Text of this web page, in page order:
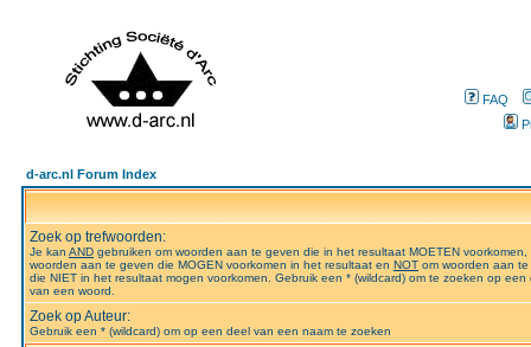
FAQ
d-arc.nl Forum Index
Zoek op trefwoorden:
Je kan AND gebruiken om woorden aan te geven die in het resultaat MOETEN voorkomen,
woorden aan te geven die MOGEN voorkomen in het resultaat en NOT om woorden aan
die NIET in het resultaat mogen voorkomen. Gebruik een * (wildcard) om te zoeken op een
van een woord.
Zoek op Auteur:
Gebruik een * (wildcard) om op een deel van een naam te zoeken